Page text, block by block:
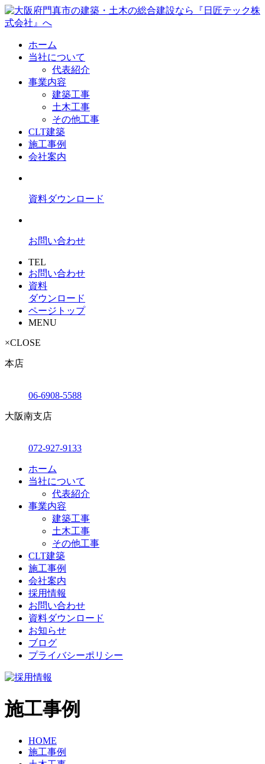
ホーム
当社について
代表紹介
事業内容
建築工事
土木工事
その他工事
CLT建築
施工事例
会社案内
資料ダウンロード
お問い合わせ
TEL
お問い合わせ
資料
ダウンロード
ページトップ
MENU
×CLOSE
本店
06-6908-5588
大阪南支店
072-927-9133
ホーム
当社について
代表紹介
事業内容
建築工事
土木工事
その他工事
CLT建築
施工事例
会社案内
採用情報
お問い合わせ
資料ダウンロード
お知らせ
ブログ
プライバシーポリシー
施工事例
HOME
施工事例